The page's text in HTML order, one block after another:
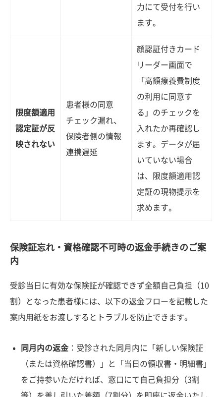
力にて受付を行い
ます。
限度額適用
認定証が反
映されない
患者様の同意
チェック漏れ、
保険者側の情報
連携遅延
顔認証付きカード
リーダー画面で
「高額療養費制度
の利用に同意す
る」のチェックを
入れたか再確認し
ます。データが届
いていない場合
は、限度額適用認
定証の現物提示を
求めます。
保険証忘れ・資格確認不可時の返金手続きのご案
内
受診当日に有効な保険証が確認できず全額自己負担（10
割）となった患者様には、以下の返金フローを記載した
案内用紙をお渡しするとトラブルを防止できます。
同月内の返金 ：受診された同月内に「新しい保険証
（または資格確認書）」と「当日の領収書・明細書」
をご持参いただければ、窓口にて自己負担分（3割